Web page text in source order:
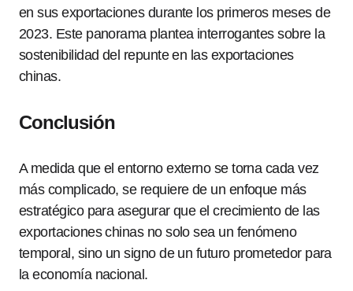
en sus exportaciones durante los primeros meses de
2023. Este panorama plantea interrogantes sobre la
sostenibilidad del repunte en las exportaciones
chinas.
Conclusión
A medida que el entorno externo se torna cada vez
más complicado, se requiere de un enfoque más
estratégico para asegurar que el crecimiento de las
exportaciones chinas no solo sea un fenómeno
temporal, sino un signo de un futuro prometedor para
la economía nacional.